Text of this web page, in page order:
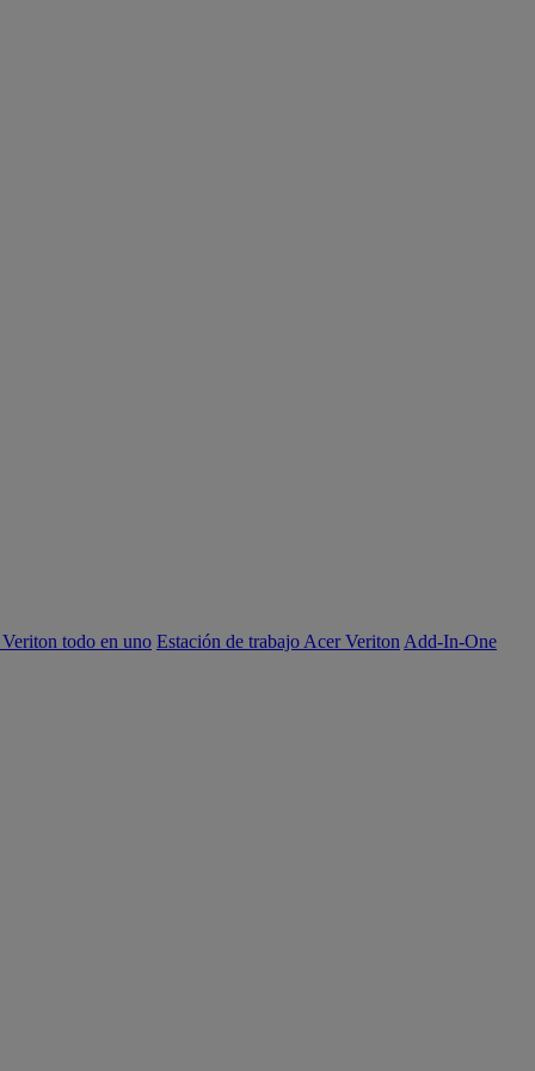
todo en uno Estación de trabajo Acer Veriton Add-In-One